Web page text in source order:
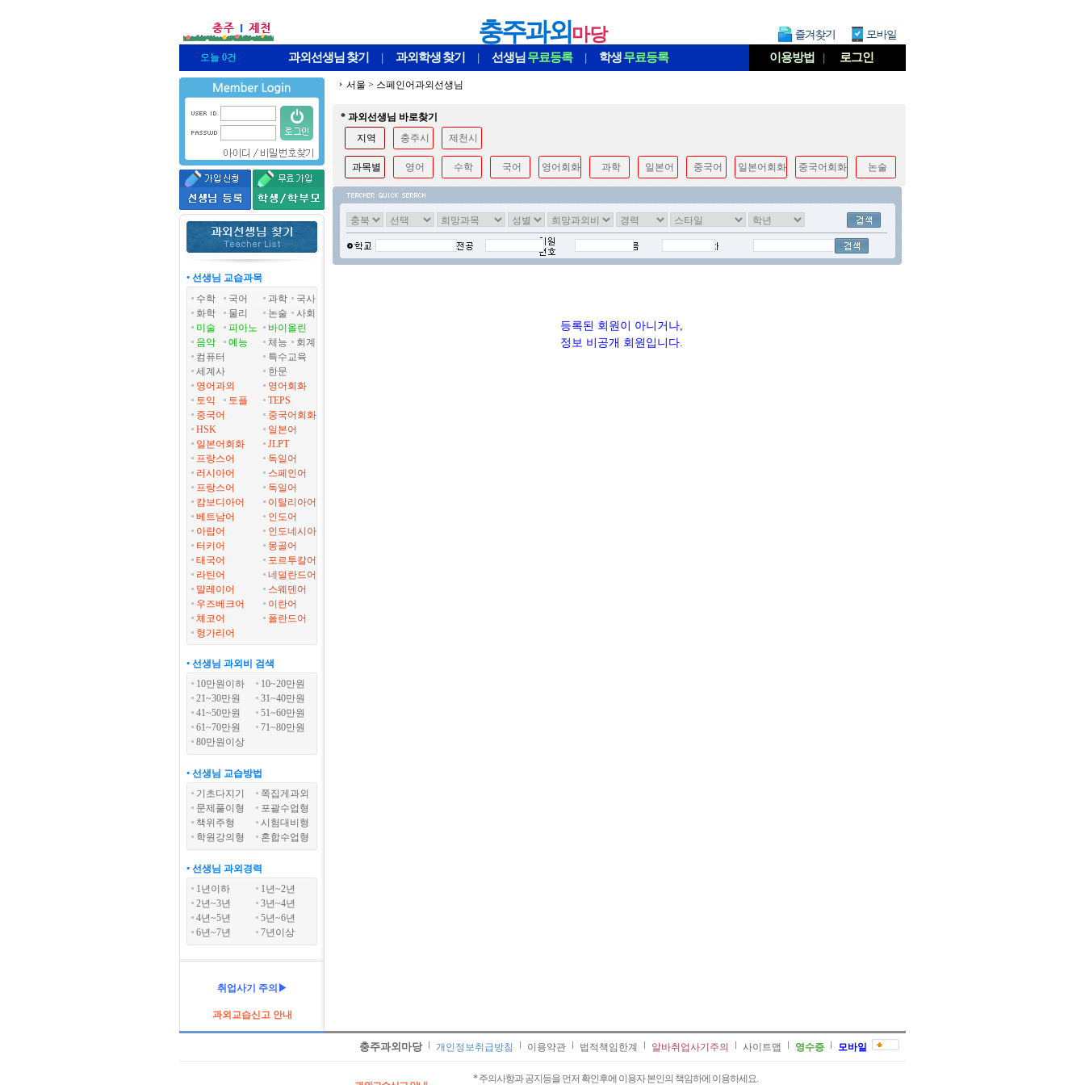
충주과외마당
오늘 0건 과외선생님 찾기 | 과외학생찾기 | 선생님 무료등록 | 학생무료등록 이용방법 | 로그인
• 선생님 교습과목
수학
국어 과학
국사
화학
물리 논술
사회
미술
피아노
바이올린
음악
예능 체능
회계
컴퓨터
특수교육
세계사
한문
영어과외
영어회화
토익
토플
TEPS
중국어
중국어회화
HSK
일본어
일본어회화
JLPT
프랑스어
독일어
러시아어
스페인어
프랑스어
독일어
캄보디아어
이탈리아어
베트남어
인도어
아랍어
인도네시아
터키어
몽골어
태국어
포르투칼어
라틴어
네덜란드어
말레이어
스웨덴어
우즈베크어
이란어
체코어
폴란드어
헝가리어
• 선생님 과외비 검색
10만원이하
10~20만원
21~30만원
31~40만원
41~50만원
51~60만원
61~70만원
71~80만원
80만원이상
• 선생님 교습방법
기초다지기
쪽집게과외
문제풀이형
포괄수업형
책위주형
시험대비형
학원강의형
혼합수업형
• 선생님 과외경력
1년이하
1년~2년
2년~3년
3년~4년
4년~5년
5년~6년
6년~7년
7년이상
취업사기 주의▶
과외교습신고 안내
서울 > 스페인어과외선생님
* 과외선생님 바로찾기
지역
충주시 제천시
과목별 영어 수학 국어 영어회화 과학 일본어 중국어 일본어회화 중국어회화 논술
등록된 회원이 아니거나,
정보 비공개 회원입니다.
충주과외마당 개인정보취급방침 이용약관 법적책임한계 알바취업사기주의 사이트맵 영수증 모바일
* 주의사항과 공지등을 먼저 확인후에 이용자 본인의 책임하에 이용하세요.